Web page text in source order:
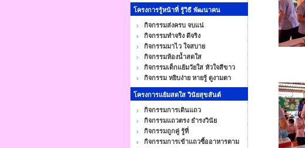
โครงการรู้หน้าที่ รู้วิธี พัฒนาคน
กิจกรรมส่งครบ จบแน่
กิจกรรมทำจริง ดีจริง
กิจกรรมมาไว ใจสบาย
กิจกรรมห้องน้ำสดใส
กิจกรรมเด็กแย้มวัยใส หัวใจสีขาว
กิจกรรม หยิบง่าย หายรู้ ดูงามตา
โครงการแย้มสดใส วินัยสุขสันต์
กิจกรรมการเดินแถว
กิจกรรมแถวตรง ธำรงวินัย
กิจกรรมถูกคู่ รู้ที่
กิจกรรมการเข้าแถวซื้ออาหารตาม